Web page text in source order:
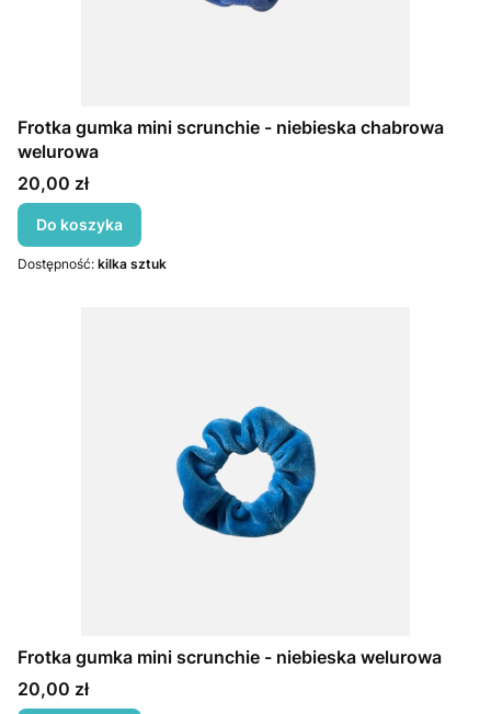
Frotka gumka mini scrunchie - niebieska chabrowa
welurowa
Cena
20,00 zł
Do koszyka
Dostępność: kilka sztuk
Frotka gumka mini scrunchie - niebieska welurowa
Cena
20,00 zł